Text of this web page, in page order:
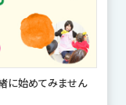
に始めてみません